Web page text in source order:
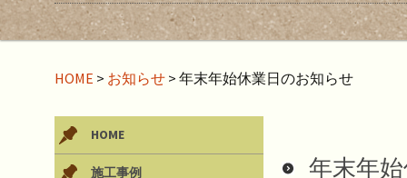
HOME > お知らせ > 年末年始休業日のお知らせ
年末年
HOME
施工事例